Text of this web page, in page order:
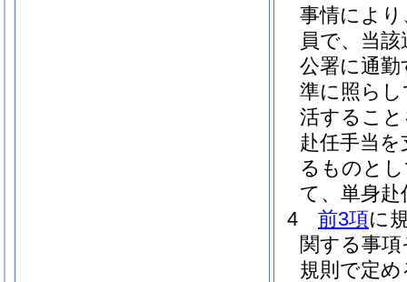
事情によ
員で、当
公署に通
準に照ら
活するこ
赴任手当
るものと
て、単身
4
前3項に
関する事
規則で定め